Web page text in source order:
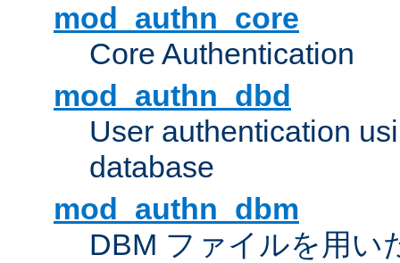
mod_authn_core
Core Authentication
mod_authn_dbd
User authentication
database
mod_authn_dbm
DBM ファイルを用い